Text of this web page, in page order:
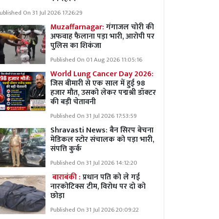
On 31 Jul 2026 17:26:29
Muzaffarnagar:गंगाजल चोरी की
अफवाह फैलाना पड़ा भारी, आरोपी पर
पुलिस का शिकंजा
Published On 01 Aug 2026 11:05:16
World Lung Cancer Day 2026:
जिस बीमारी से एक साल में हुई 98
हजार मौत, उसको लेकर पद्मश्री डॉक्टर
की बड़ी चेतावनी
Published On 31 Jul 2026 17:53:59
Shravasti News:बैन सिरप बेचना
मेडिकल स्टोर संचालक को पड़ा भारी,
संपत्ति कुर्क
Published On 31 Jul 2026 14:12:20
बाराबंकी :प्रधान पति को ले गई
नारकोटिक्स टीम, विरोध पर दो को
छोड़ा
Published On 31 Jul 2026 20:09:22